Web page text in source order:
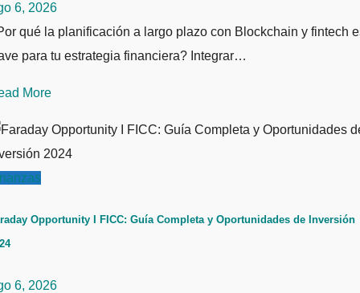
6, 2026
qué la planificación a largo plazo con Blockchain y fintech
para tu estrategia financiera? Integrar…
More
Opportunity I FICC: Guía Completa y Oportunidades de Inversión
6, 2026